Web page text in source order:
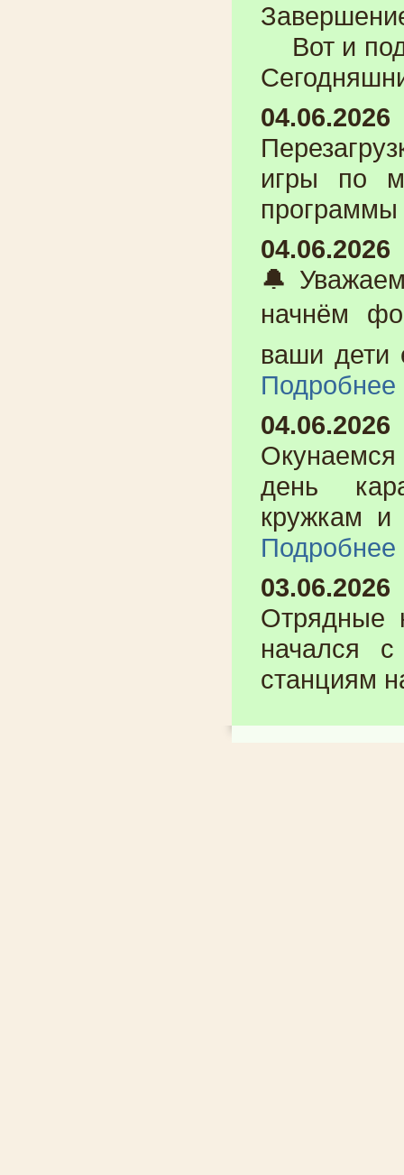
Вот и
04.06.2026
игры по
04.06.2026
начнём
ваши
Подробнее
04.06.2026
день
кружкам и
Подробнее
03.06.2026
начался
станциям